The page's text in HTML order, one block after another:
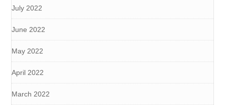
July 2022
June 2022
May 2022
April 2022
March 2022